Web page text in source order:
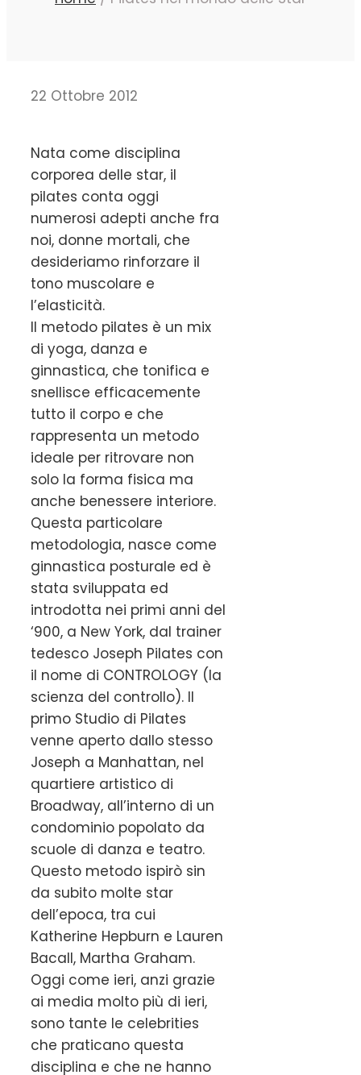
22 Ottobre 2012
Nata come disciplina
corporea delle star, il
pilates conta oggi
numerosi adepti anche fra
noi, donne mortali, che
desideriamo rinforzare il
tono muscolare e
l’elasticità.
Il metodo pilates è un mix
di yoga, danza e
ginnastica, che tonifica e
snellisce efficacemente
tutto il corpo e che
rappresenta un metodo
ideale per ritrovare non
solo la forma fisica ma
anche benessere interiore.
Questa particolare
metodologia, nasce come
ginnastica posturale ed è
stata sviluppata ed
introdotta nei primi anni del
‘900, a New York, dal trainer
tedesco Joseph Pilates con
il nome di CONTROLOGY (la
scienza del controllo). Il
primo Studio di Pilates
venne aperto dallo stesso
Joseph a Manhattan, nel
quartiere artistico di
Broadway, all’interno di un
condominio popolato da
scuole di danza e teatro.
Questo metodo ispirò sin
da subito molte star
dell’epoca, tra cui
Katherine Hepburn e Lauren
Bacall, Martha Graham.
Oggi come ieri, anzi grazie
ai media molto più di ieri,
sono tante le celebrities
che praticano questa
disciplina e che ne hanno